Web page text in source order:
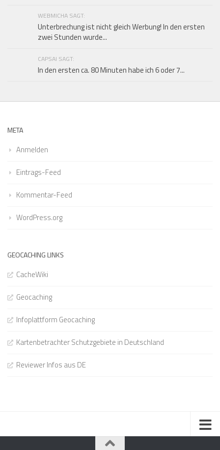
WEBMICHA SAGT:
Unterbrechung ist nicht gleich Werbung! In den ersten
zwei Stunden wurde...
CAPSAI SAGT:
In den ersten ca. 80 Minuten habe ich 6 oder 7...
META
Anmelden
Eintrags-Feed
Kommentar-Feed
WordPress.org
GEOCACHING LINKS
CacheWiki
Geocaching
Infoplattform Geocaching
Kartenbetrachter Schutzgebiete in Deutschland
Reviewer Infos aus DE